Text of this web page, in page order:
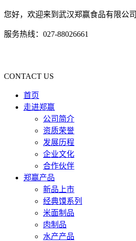
您好，欢迎来到武汉郑赢食品有限公司
服务热线：027-88026661
CONTACT US
首页
走进郑赢
公司简介
资质荣誉
发展历程
企业文化
合作伙伴
郑赢产品
新品上市
经典馍系列
米面制品
肉制品
水产产品